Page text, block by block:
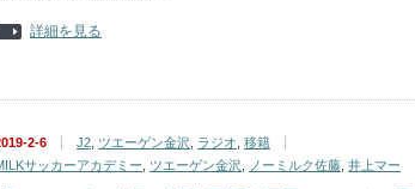
詳細を見る
2-6 J2 ツエーゲン金沢 ラジオ 移籍
サッカーアカデミー
ツエーゲン金沢 ノーミルク佐藤 井上マー